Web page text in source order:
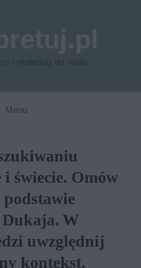
Menu
świecie. Omów
podstawie
W
uwzględnij
kontekst.